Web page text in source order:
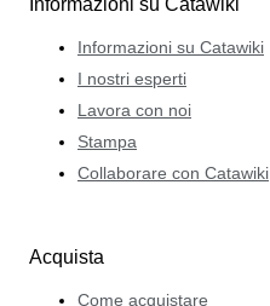
Informazioni su Catawiki
I nostri esperti
Lavora con noi
Stampa
Collaborare con Catawiki
Acquista
Come acquistare